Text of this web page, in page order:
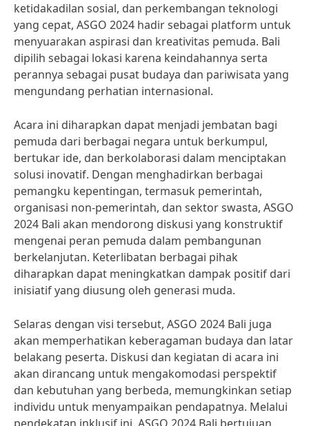
ketidakadilan sosial, dan perkembangan teknologi
yang cepat, ASGO 2024 hadir sebagai platform untuk
menyuarakan aspirasi dan kreativitas pemuda. Bali
dipilih sebagai lokasi karena keindahannya serta
perannya sebagai pusat budaya dan pariwisata yang
mengundang perhatian internasional.
Acara ini diharapkan dapat menjadi jembatan bagi
pemuda dari berbagai negara untuk berkumpul,
bertukar ide, dan berkolaborasi dalam menciptakan
solusi inovatif. Dengan menghadirkan berbagai
pemangku kepentingan, termasuk pemerintah,
organisasi non-pemerintah, dan sektor swasta, ASGO
2024 Bali akan mendorong diskusi yang konstruktif
mengenai peran pemuda dalam pembangunan
berkelanjutan. Keterlibatan berbagai pihak
diharapkan dapat meningkatkan dampak positif dari
inisiatif yang diusung oleh generasi muda.
Selaras dengan visi tersebut, ASGO 2024 Bali juga
akan memperhatikan keberagaman budaya dan latar
belakang peserta. Diskusi dan kegiatan di acara ini
akan dirancang untuk mengakomodasi perspektif
dan kebutuhan yang berbeda, memungkinkan setiap
individu untuk menyampaikan pendapatnya. Melalui